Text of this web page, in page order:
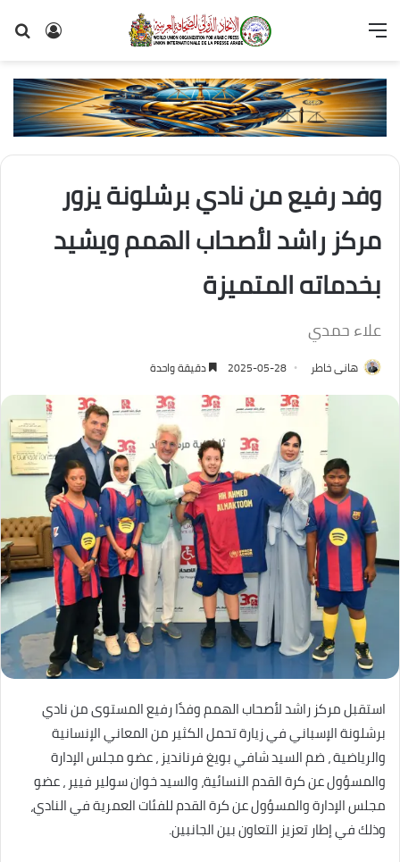
تسجيل
القائمة
وفد رفيع من نادي برشلونة يزور
مركز راشد لأصحاب الهمم ويشيد
بخدماته المتميزة
علاء حمدي
هانى خاطر 2025-05-28 دقيقة واحدة
استقبل مركز راشد لأصحاب الهمم وفدًا رفيع المستوى من نادي
برشلونة الإسباني في زيارة تحمل الكثير من المعاني الإنسانية
والرياضية ، ضم السيد شافي بويغ فرنانديز ، عضو مجلس الإدارة
والمسؤول عن كرة القدم النسائية، والسيد خوان سولير فيير ، عضو
مجلس الإدارة والمسؤول عن كرة القدم للفئات العمرية في النادي،
وذلك في إطار تعزيز التعاون بين الجانبين.